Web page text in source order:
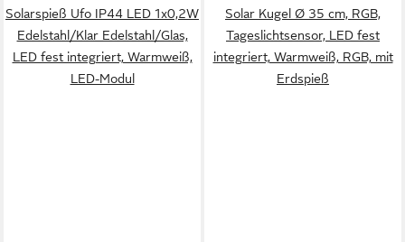
Solarspieß Ufo IP44 LED 1x0,2W
Edelstahl/Klar Edelstahl/Glas,
LED fest integriert, Warmweiß,
LED-Modul
Solar Kugel Ø 35 cm, RGB,
Tageslichtsensor, LED fest
integriert, Warmweiß, RGB, mit
Erdspieß